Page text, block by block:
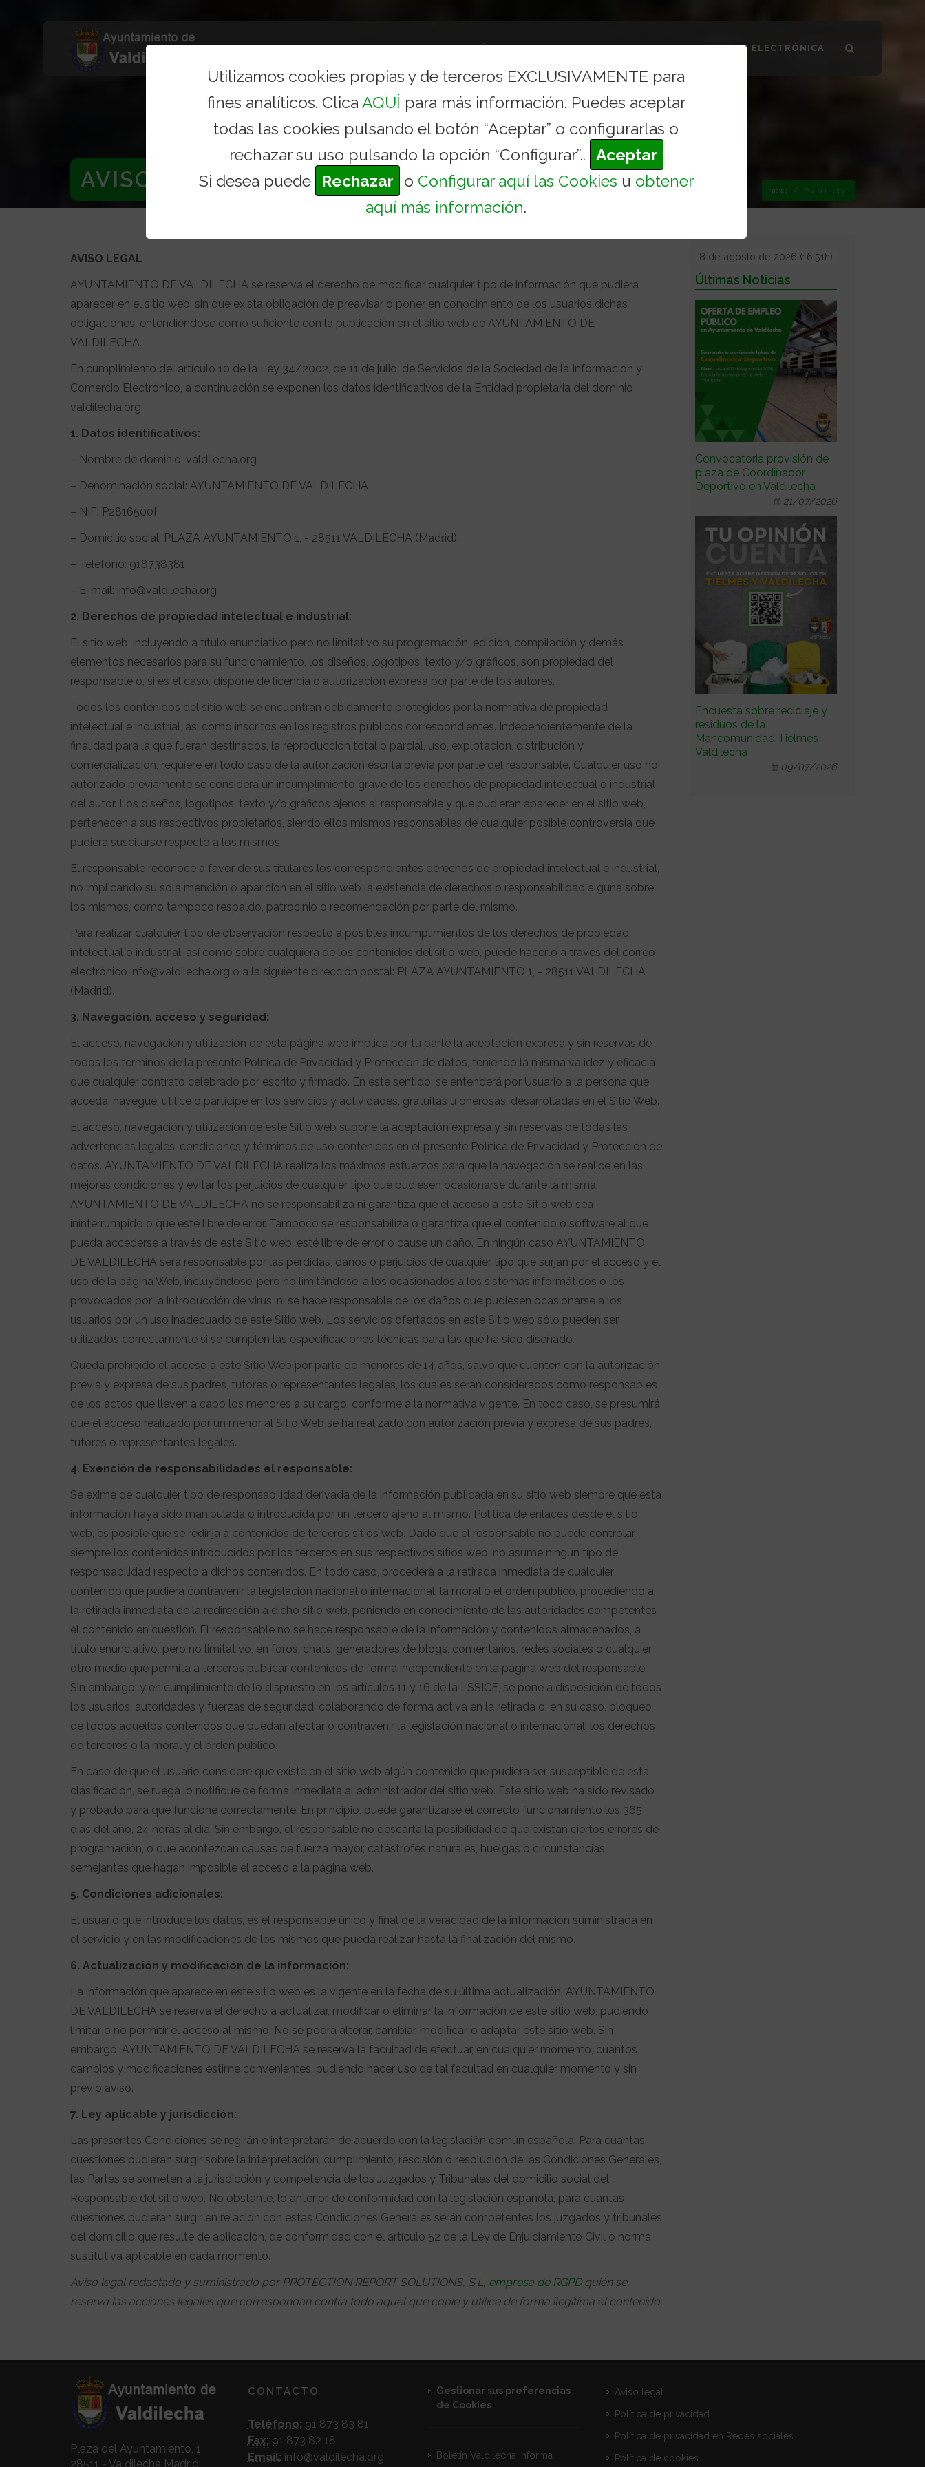
Utilizamos cookies propias y de terceros EXCLUSIVAMENTE para
fines analíticos. Clica AQUÍ para más información. Puedes aceptar
todas las cookies pulsando el botón “Aceptar” o configurarlas o
rechazar su uso pulsando la opción “Configurar”.. Aceptar
Si desea puede
Rechazar o Configurar aquí las Cookies u obtener
aquí más información.
AYUNTAMIENTO CONCEJALÍAS Y SERVICIOS TURISMO VALDILECHA SEDE ELECTRÓNICA
AVISO LEGAL Inicio Aviso Legal
AVISO LEGAL
AYUNTAMIENTO DE VALDILECHA se reserva el derecho de modificar cualquier tipo de información que pudiera
aparecer en el sitio web, sin que exista obligación de preavisar o poner en conocimiento de los usuarios dichas
obligaciones, entendiéndose como suficiente con la publicación en el sitio web de AYUNTAMIENTO DE
VALDILECHA.
En cumplimiento del artículo 10 de la Ley 34/2002, de 11 de julio, de Servicios de la Sociedad de la Información y
Comercio Electrónico, a continuación se exponen los datos identificativos de la Entidad propietaria del dominio
valdilecha.org:
1. Datos identificativos:
– Nombre de dominio: valdilecha.org
– Denominación social: AYUNTAMIENTO DE VALDILECHA
– NIF: P2816500I
– Domicilio social: PLAZA AYUNTAMIENTO 1, - 28511 VALDILECHA (Madrid).
– Teléfono: 918738381
– E-mail: info@valdilecha.org
2. Derechos de propiedad intelectual e industrial:
El sitio web, incluyendo a título enunciativo pero no limitativo su programación, edición, compilación y demás
elementos necesarios para su funcionamiento, los diseños, logotipos, texto y/o gráficos, son propiedad del
responsable o, si es el caso, dispone de licencia o autorización expresa por parte de los autores.
Todos los contenidos del sitio web se encuentran debidamente protegidos por la normativa de propiedad
intelectual e industrial, así como inscritos en los registros públicos correspondientes. Independientemente de la
finalidad para la que fueran destinados, la reproducción total o parcial, uso, explotación, distribución y
comercialización, requiere en todo caso de la autorización escrita previa por parte del responsable. Cualquier uso no
autorizado previamente se considera un incumplimiento grave de los derechos de propiedad intelectual o industrial
del autor. Los diseños, logotipos, texto y/o gráficos ajenos al responsable y que pudieran aparecer en el sitio web,
pertenecen a sus respectivos propietarios, siendo ellos mismos responsables de cualquier posible controversia que
pudiera suscitarse respecto a los mismos.
El responsable reconoce a favor de sus titulares los correspondientes derechos de propiedad intelectual e industrial,
no implicando su sola mención o aparición en el sitio web la existencia de derechos o responsabilidad alguna sobre
los mismos, como tampoco respaldo, patrocinio o recomendación por parte del mismo.
Para realizar cualquier tipo de observación respecto a posibles incumplimientos de los derechos de propiedad
intelectual o industrial, así como sobre cualquiera de los contenidos del sitio web, puede hacerlo a través del correo
electrónico info@valdilecha.org o a la siguiente dirección postal: PLAZA AYUNTAMIENTO 1, - 28511 VALDILECHA
(Madrid).
3. Navegación, acceso y seguridad:
El acceso, navegación y utilización de esta página web implica por tu parte la aceptación expresa y sin reservas de
todos los términos de la presente Política de Privacidad y Protección de datos, teniendo la misma validez y eficacia
que cualquier contrato celebrado por escrito y firmado. En este sentido, se entenderá por Usuario a la persona que
acceda, navegue, utilice o participe en los servicios y actividades, gratuitas u onerosas, desarrolladas en el Sitio Web.
El acceso, navegación y utilización de este Sitio web supone la aceptación expresa y sin reservas de todas las
advertencias legales, condiciones y términos de uso contenidas en el presente Política de Privacidad y Protección de
datos. AYUNTAMIENTO DE VALDILECHA realiza los máximos esfuerzos para que la navegación se realice en las
mejores condiciones y evitar los perjuicios de cualquier tipo que pudiesen ocasionarse durante la misma.
AYUNTAMIENTO DE VALDILECHA no se responsabiliza ni garantiza que el acceso a este Sitio web sea
ininterrumpido o que esté libre de error. Tampoco se responsabiliza o garantiza que el contenido o software al que
pueda accederse a través de este Sitio web, esté libre de error o cause un daño. En ningún caso AYUNTAMIENTO
DE VALDILECHA será responsable por las pérdidas, daños o perjuicios de cualquier tipo que surjan por el acceso y el
uso de la página Web, incluyéndose, pero no limitándose, a los ocasionados a los sistemas informáticos o los
provocados por la introducción de virus, ni se hace responsable de los daños que pudiesen ocasionarse a los
usuarios por un uso inadecuado de este Sitio web. Los servicios ofertados en este Sitio web sólo pueden ser
utilizados correctamente si se cumplen las especificaciones técnicas para las que ha sido diseñado.
Queda prohibido el acceso a este Sitio Web por parte de menores de 14 años, salvo que cuenten con la autorización
previa y expresa de sus padres, tutores o representantes legales, los cuales serán considerados como responsables
de los actos que lleven a cabo los menores a su cargo, conforme a la normativa vigente. En todo caso, se presumirá
que el acceso realizado por un menor al Sitio Web se ha realizado con autorización previa y expresa de sus padres,
tutores o representantes legales.
4. Exención de responsabilidades el responsable:
Se exime de cualquier tipo de responsabilidad derivada de la información publicada en su sitio web siempre que esta
información haya sido manipulada o introducida por un tercero ajeno al mismo. Política de enlaces desde el sitio
web, es posible que se redirija a contenidos de terceros sitios web. Dado que el responsable no puede controlar
siempre los contenidos introducidos por los terceros en sus respectivos sitios web, no asume ningún tipo de
responsabilidad respecto a dichos contenidos. En todo caso, procederá a la retirada inmediata de cualquier
contenido que pudiera contravenir la legislación nacional o internacional, la moral o el orden público, procediendo a
la retirada inmediata de la redirección a dicho sitio web, poniendo en conocimiento de las autoridades competentes
el contenido en cuestión. El responsable no se hace responsable de la información y contenidos almacenados, a
título enunciativo, pero no limitativo, en foros, chats, generadores de blogs, comentarios, redes sociales o cualquier
otro medio que permita a terceros publicar contenidos de forma independiente en la página web del responsable.
Sin embargo, y en cumplimiento de lo dispuesto en los artículos 11 y 16 de la LSSICE, se pone a disposición de todos
los usuarios, autoridades y fuerzas de seguridad, colaborando de forma activa en la retirada o, en su caso, bloqueo
de todos aquellos contenidos que puedan afectar o contravenir la legislación nacional o internacional, los derechos
de terceros o la moral y el orden público.
En caso de que el usuario considere que existe en el sitio web algún contenido que pudiera ser susceptible de esta
clasificación, se ruega lo notifique de forma inmediata al administrador del sitio web. Este sitio web ha sido revisado
y probado para que funcione correctamente. En principio, puede garantizarse el correcto funcionamiento los 365
días del año, 24 horas al día. Sin embargo, el responsable no descarta la posibilidad de que existan ciertos errores de
programación, o que acontezcan causas de fuerza mayor, catástrofes naturales, huelgas o circunstancias
semejantes que hagan imposible el acceso a la página web.
5. Condiciones adicionales:
El usuario que introduce los datos, es el responsable único y final de la veracidad de la información suministrada en
el servicio y en las modificaciones de los mismos que pueda realizar hasta la finalización del mismo.
6. Actualización y modificación de la información:
La información que aparece en este sitio web es la vigente en la fecha de su última actualización. AYUNTAMIENTO
DE VALDILECHA se reserva el derecho a actualizar, modificar o eliminar la información de este sitio web, pudiendo
limitar o no permitir el acceso al mismo. No se podrá alterar, cambiar, modificar, o adaptar este sitio web. Sin
embargo, AYUNTAMIENTO DE VALDILECHA se reserva la facultad de efectuar, en cualquier momento, cuantos
cambios y modificaciones estime convenientes, pudiendo hacer uso de tal facultad en cualquier momento y sin
previo aviso.
7. Ley aplicable y jurisdicción:
Las presentes Condiciones se regirán e interpretarán de acuerdo con la legislación común española. Para cuantas
cuestiones pudieran surgir sobre la interpretación, cumplimiento, rescisión o resolución de las Condiciones Generales,
las Partes se someten a la jurisdicción y competencia de los Juzgados y Tribunales del domicilio social del
Responsable del sitio web. No obstante, lo anterior, de conformidad con la legislación española, para cuantas
cuestiones pudieran surgir en relación con estas Condiciones Generales serán competentes los juzgados y tribunales
del domicilio que resulte de aplicación, de conformidad con el artículo 52 de la Ley de Enjuiciamiento Civil o norma
sustitutiva aplicable en cada momento.
Aviso legal redactado y suministrado por PROTECTION REPORT SOLUTIONS, S.L, empresa de RGPDquién se
reserva las acciones legales que correspondan contra todo aquel que copie y utilice de forma ilegítima el contenido.
8 de agosto de 2026 (16:51h)
Últimas Noticias
Convocatoria provisión de
plaza de Coordinador
Deportivo en Valdilecha
21/07/2026
Encuesta sobre reciclaje y
residuos de la
Mancomunidad Tielmes -
Valdilecha
09/07/2026
Plaza del Ayuntamiento, 1
28511 - Valdilecha Madrid
CONTACTO
Teléfono: 91 873 83 81
Fax: 91 873 82 18
Email: info@valdilecha.org
Gestionar sus preferencias
de Cookies
Boletín Valdilecha Informa
Aviso legal
Política de privacidad
Política de privacidad en Redes sociales
Política de cookies